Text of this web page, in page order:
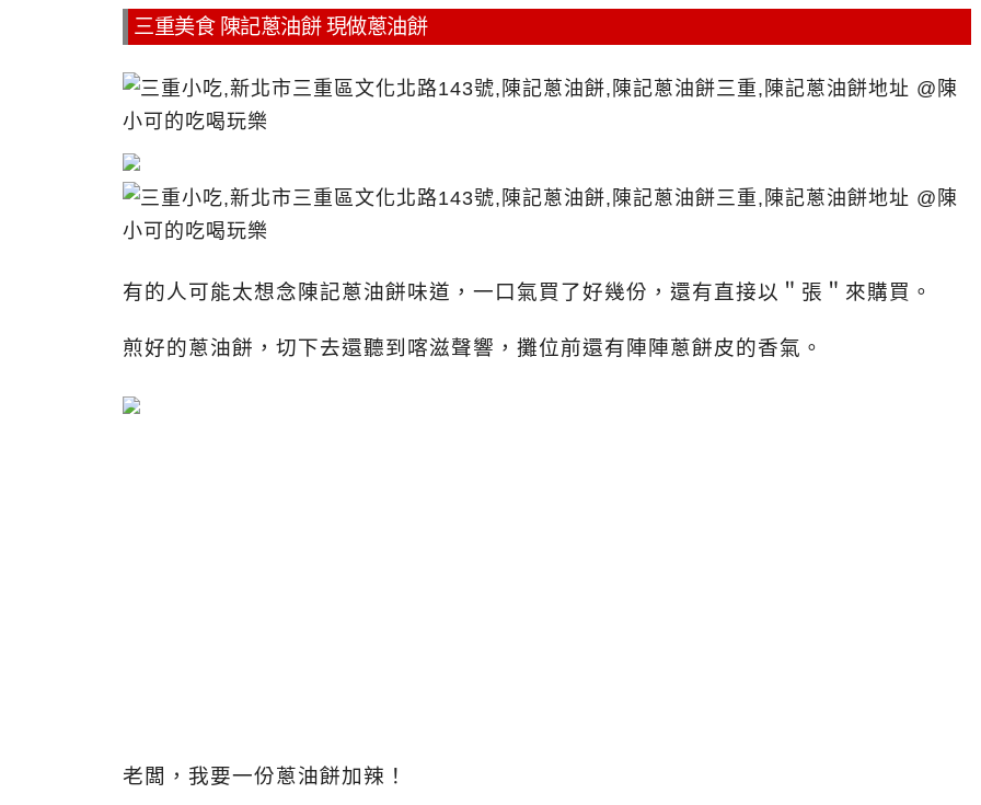
三重美食 陳記蔥油餅 現做蔥油餅
有的人可能太想念陳記蔥油餅味道，一口氣買了好幾份，還有直接以＂張＂來購買。
煎好的蔥油餅，切下去還聽到喀滋聲響，攤位前還有陣陣蔥餅皮的香氣。
老闆，我要一份蔥油餅加辣！